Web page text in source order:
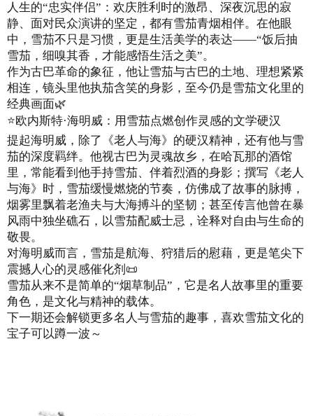
人生的“忠实伴侣”：欢庆胜利时的激昂、深夜沉思的寂
静、面对民众演讲的坚定，都有雪茄青烟相伴。在他眼
中，雪茄不只是习惯，更是生活美学的表达——“饭后抽
雪茄，细嗅其香，才能感悟生活之美”。
作为古巴革命的象征，他让雪茄与古巴的土地、理想紧紧
相连，镜头里他执茄含笑的身影，至今仍是雪茄文化里的
经典画面🌿
⭐欧内斯特·海明威：用雪茄点燃创作灵感的文学硬汉
提起海明威，除了《老人与海》的硬汉精神，还有他与雪
茄的深度羁绊。他视古巴为灵魂故乡，在哈瓦那的酒馆
里，常能看到他手持雪茄、伴着烈酒的身影；撰写《老人
与海》时，雪茄缓慢燃烧的节奏，仿佛成了故事的脉搏，
烟雾里飘着老渔夫与大海搏斗的坚韧；甚至传言他曾在暴
风雨中独坐礁石，以雪茄配威士忌，诠释对自由与生命的
敬畏。
对海明威而言，雪茄是航海、狩猎后的慰藉，更是笔尖下
震撼人心的灵感催化剂📜
雪茄从来不是简单的“烟草制品”，它是名人故事里的重要
角色，是文化与精神的载体。
下一期还会解锁更多名人与雪茄的趣事，喜欢雪茄文化的
宝子可以蹲一波～